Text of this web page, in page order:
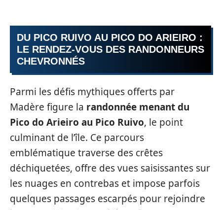
DU PICO RUIVO AU PICO DO ARIEIRO :
LE RENDEZ-VOUS DES RANDONNEURS
CHEVRONNÉS
Parmi les défis mythiques offerts par
Madère figure la randonnée menant du
Pico do Arieiro au Pico Ruivo, le point
culminant de l’île. Ce parcours
emblématique traverse des crêtes
déchiquetées, offre des vues saisissantes sur
les nuages en contrebas et impose parfois
quelques passages escarpés pour rejoindre